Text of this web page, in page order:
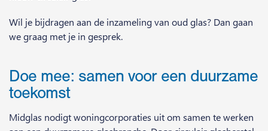
Wil je bijdragen aan de inzameling van oud glas? Dan gaan
we graag met je in gesprek.
Doe mee: samen voor een duurzame
toekomst
Midglas nodigt woningcorporaties uit om samen te werken